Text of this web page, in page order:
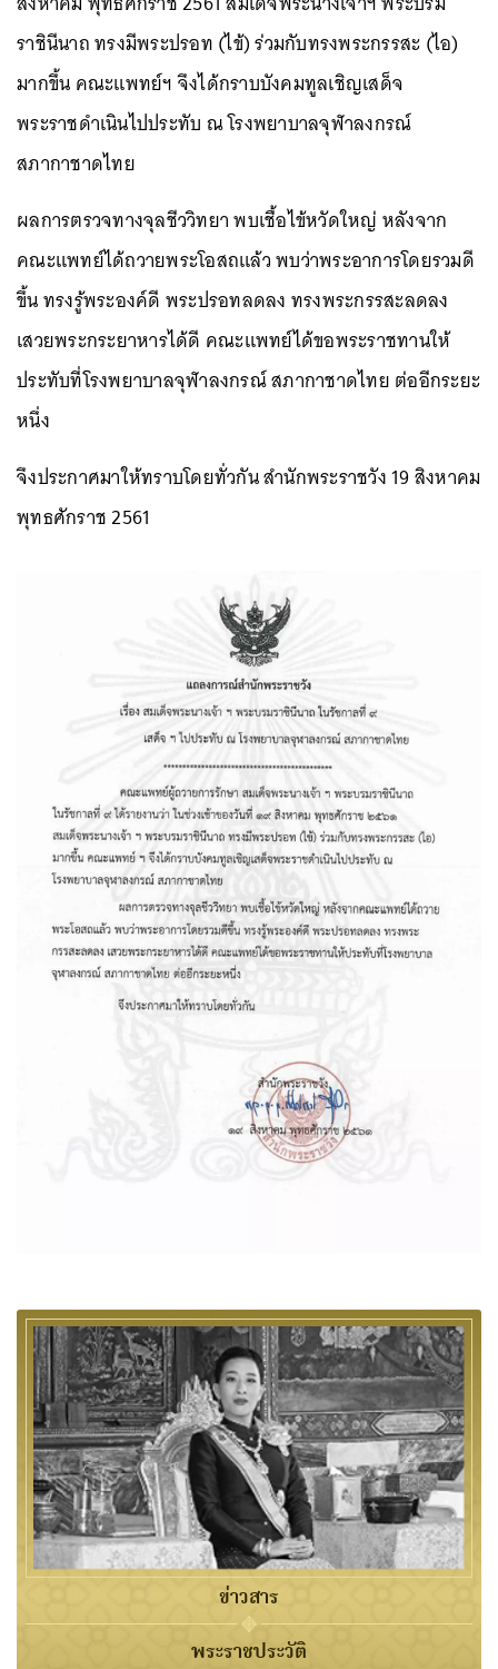
ราชินีนาถ ทรงมีพระปรอท (ไข้)​ ร่วมกับทรงพระกรรสะ (ไอ)​
มากขึ้น คณะแพทย์ฯ จึงได้กราบบังคมทูลเชิญเสด็จ
พระราชดำเนินไปประทับ ณ โรงพยาบาลจุฬาลงกรณ์
สภากาชาดไทย
ผลการตรวจทางจุลชีววิทยา พบเชื้อไข้หวัดใหญ่ หลังจาก
คณะแพทย์ได้ถวายพระโอสถแล้ว พบว่าพระอาการโดยรวมดี
ขึ้น ทรงรู้พระองค์ดี พระปรอทลดลง ทรงพระกรรสะลดลง
เสวยพระกระยาหารได้ดี คณะแพทย์ได้ขอพระราชทานให้
ประทับที่โรงพยาบาลจุฬาลงกรณ์ สภากาชาดไทย ต่ออีกระยะ
หนึ่ง
จึงประกาศมาให้ทราบโดยทั่วกัน สำนักพระราชวัง 19 สิงหาคม
พุทธศักราช 2561
ข่าวสาร
พระราชประวัติ